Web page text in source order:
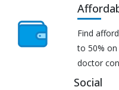
Find
to 50%
doctor
Social